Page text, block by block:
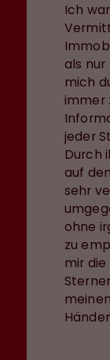
Ich
als nur
mich
immer
jeder
Durch
auf
sehr
ohne
zu
mir